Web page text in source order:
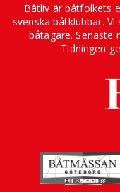
Båtliv är båtfolkets
svenska båtklubbar.
båtägare. Senaste
Tidningen